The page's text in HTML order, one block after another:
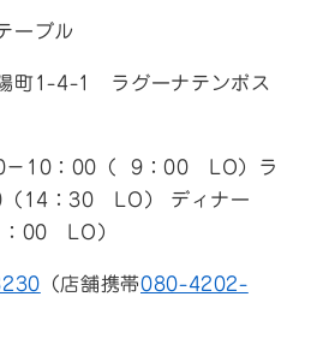
ーブル
町1-4-1 ラグーナテンボス
－10：00（ 9：00 LO）ラ
14：30 LO） ディナー
00 LO）
（店舗携帯080-4202-